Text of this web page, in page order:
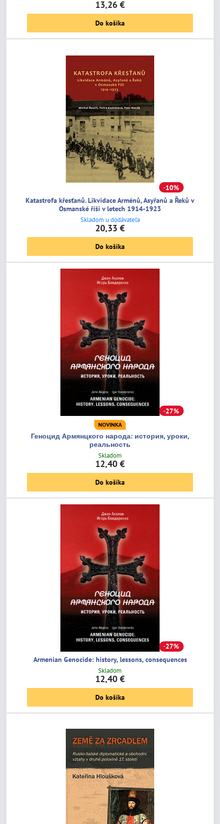
13,26 €
Do košíka
10%
Katastrofa křesťanů. Likvidace Arménů, Asyřanů a Řeků v
Osmanské říši v letech 1914-1923
Skladom u dodávateľa
20,33 €
Do košíka
27%
NOVINKA
Геноцид Армянцкого народа: история, уроки,
реальность
Skladom
12,40 €
Do košíka
27%
Armenian Genocide: history, lessons, consequences
Skladom
12,40 €
Do košíka